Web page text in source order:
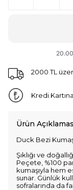
2000 TL
Kredi
Ürün
Duck Bezi
Şıklığı ve
Peçete, %100
kumaşıyla hem
sunar. Günlük
sofralarında da